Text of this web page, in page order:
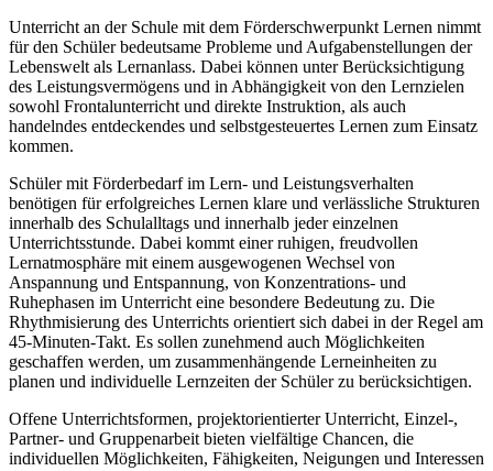
Unterricht an der Schule mit dem Förderschwerpunkt Lernen nimmt
für den Schüler bedeutsame Probleme und Aufgabenstellungen der
Lebenswelt als Lernanlass. Dabei können unter Berücksichtigung
des Leistungsvermögens und in Abhängigkeit von den Lernzielen
sowohl Frontalunterricht und direkte Instruktion, als auch
handelndes entdeckendes und selbstgesteuertes Lernen zum Einsatz
kommen.
Schüler mit Förderbedarf im Lern- und Leistungsverhalten
benötigen für erfolgreiches Lernen klare und verlässliche Strukturen
innerhalb des Schulalltags und innerhalb jeder einzelnen
Unterrichtsstunde. Dabei kommt einer ruhigen, freudvollen
Lernatmosphäre mit einem ausgewogenen Wechsel von
Anspannung und Entspannung, von Konzentrations- und
Ruhephasen im Unterricht eine besondere Bedeutung zu. Die
Rhythmisierung des Unterrichts orientiert sich dabei in der Regel am
45-Minuten-Takt. Es sollen zunehmend auch Möglichkeiten
geschaffen werden, um zusammenhängende Lerneinheiten zu
planen und individuelle Lernzeiten der Schüler zu berücksichtigen.
Offene Unterrichtsformen, projektorientierter Unterricht, Einzel-,
Partner- und Gruppenarbeit bieten vielfältige Chancen, die
individuellen Möglichkeiten, Fähigkeiten, Neigungen und Interessen